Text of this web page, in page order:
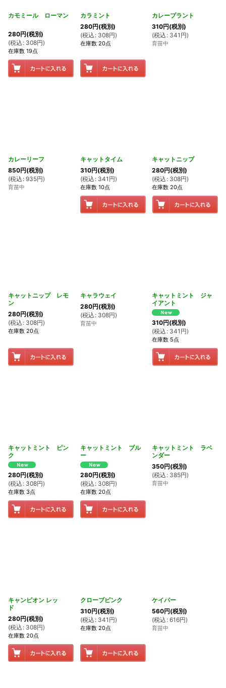
カモミール ローマン
280円(税別)
(税込 : 308円)
在庫数 19点
カラミント
280円(税別)
(税込 : 308円)
在庫数 20点
カレープラント
310円(税別)
(税込 : 341 円)
育苗中
カレーリーフ
850円(税別)
(税込 : 935円)
育苗中
キャットタイム
310円(税別)
(税込 : 341 円)
在庫数 10点
キャットニップ
280円(税別)
(税込 : 308円)
在庫数 20点
キャットニップ レモ
ン
280円(税別)
(税込 : 308円)
在庫数 20点
キャラウェイ
280円(税別)
(税込 : 308円)
育苗中
キャットミント ジャ
イアント
310円(税別)
(税込 : 341 円)
在庫数 5点
キャットミント ピン
ク
280円(税別)
(税込 : 308円)
在庫数 3点
キャットミント ブル
ー
280円(税別)
(税込 : 308円)
在庫数 20点
キャットミント ラベ
ンダー
350円(税別)
(税込 : 385円)
育苗中
キャンピオン レッ
ド
280円(税別)
(税込 : 308円)
在庫数 20点
クローブピンク
310円(税別)
(税込 : 341 円)
在庫数 20点
ケイパー
560円(税別)
(税込 : 616円)
育苗中